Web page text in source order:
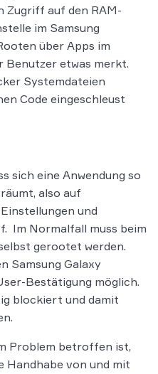
Zugriff auf den RAM-
im Samsung
über Apps im
Benutzer etwas merkt.
Systemdateien
Code eingeschleust
sich eine Anwendung so
also auf
und
Im Normalfall muss beim
gerootet werden.
Samsung Galaxy
Bestätigung möglich.
blockiert und damit
Problem betroffen ist,
Handhabe von und mit